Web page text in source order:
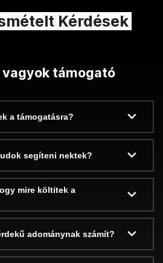
Kérdések
vagyok támogató
a támogatásra?
segíteni nektek?
mire költitek a
adománynak számít?